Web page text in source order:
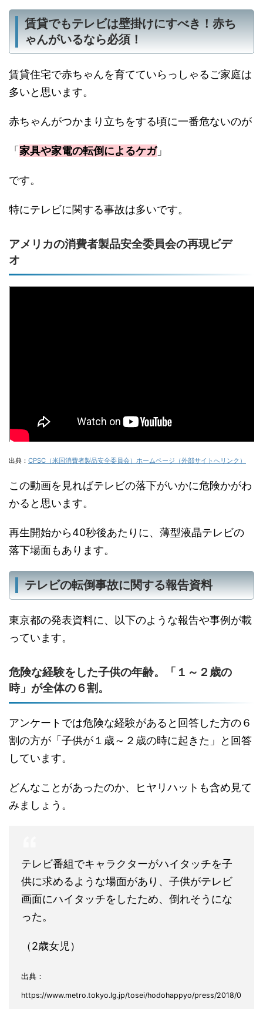
賃貸でもテレビは壁掛けにすべき！赤ち
ゃんがいるなら必須！
賃貸住宅で赤ちゃんを育てていらっしゃるご家庭は
多いと思います。
赤ちゃんがつかまり立ちをする頃に一番危ないのが
「 家具や家電の転倒によるケガ」
です。
特にテレビに関する事故は多いです。
アメリカの消費者製品安全委員会の再現ビデ
オ
出典： CPSC（米国消費者製品安全委員会）ホームページ（外部サイトへリンク）
この動画を見ればテレビの落下がいかに危険かがわ
かると思います。
再生開始から40秒後あたりに、薄型液晶テレビの
落下場面もあります。
テレビの転倒事故に関する報告資料
東京都の発表資料に、以下のような報告や事例が載
っています。
危険な経験をした子供の年齢。「１～２歳の
時」が全体の６割。
アンケートでは危険な経験があると回答した方の６
割の方が「子供が１歳～２歳の時に起きた」と回答
しています。
どんなことがあったのか、ヒヤリハットも含め見て
みましょう。
テレビ番組でキャラクターがハイタッチを子
供に求めるような場面があり、子供がテレビ
画面にハイタッチをしたため、倒れそうにな
った。
（2歳女児）
出典：
https://www.metro.tokyo.lg.jp/tosei/hodohappyo/press/2018/0